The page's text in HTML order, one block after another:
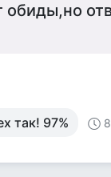
обиды,но
так! 97%